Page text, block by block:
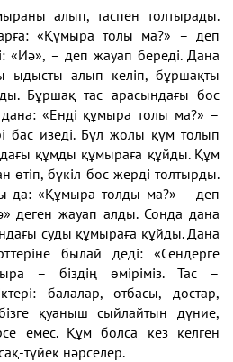
алып, таспен толтырады.
«Құмыра толы ма?» – деп
«Иә», – деп жауап береді. Дана
ыдысты алып келіп, бұршақты
Бұршақ тас арасындағы бос
«Енді құмыра толы ма?» –
бас изеді. Бұл жолы құм толып
құмды құмыраға құйды. Құм
өтіп, бүкіл бос жерді толтырды.
да: «Құмыра толды ма?» – деп
деген жауап алды. Сонда дана
суды құмыраға құйды. Дана
былай деді: «Сендерге
– біздің өміріміз. Тас –
балалар, отбасы, достар,
қуаныш сыйлайтын дүние,
емес. Құм болса кез келген
түйек нәрселер.